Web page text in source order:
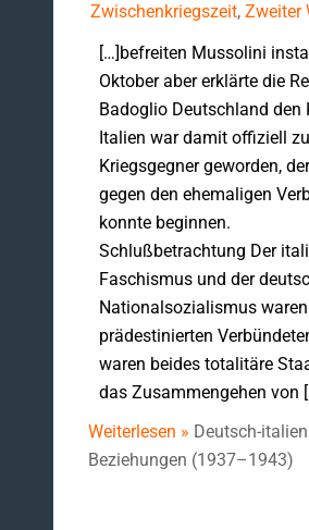
Zwischenkriegszeit, Zweiter
[…]befreiten Mussolini
Oktober aber erklärte die
Badoglio Deutschland den
Italien war damit offiziell
Kriegsgegner geworden,
gegen den ehemaligen
konnte beginnen.
Schlußbetrachtung Der
Faschismus und der
Nationalsozialismus
prädestinierten
waren beides totalitäre
das Zusammengehen von
Weiterlesen » Deutsch-
Beziehungen (1937–1943)